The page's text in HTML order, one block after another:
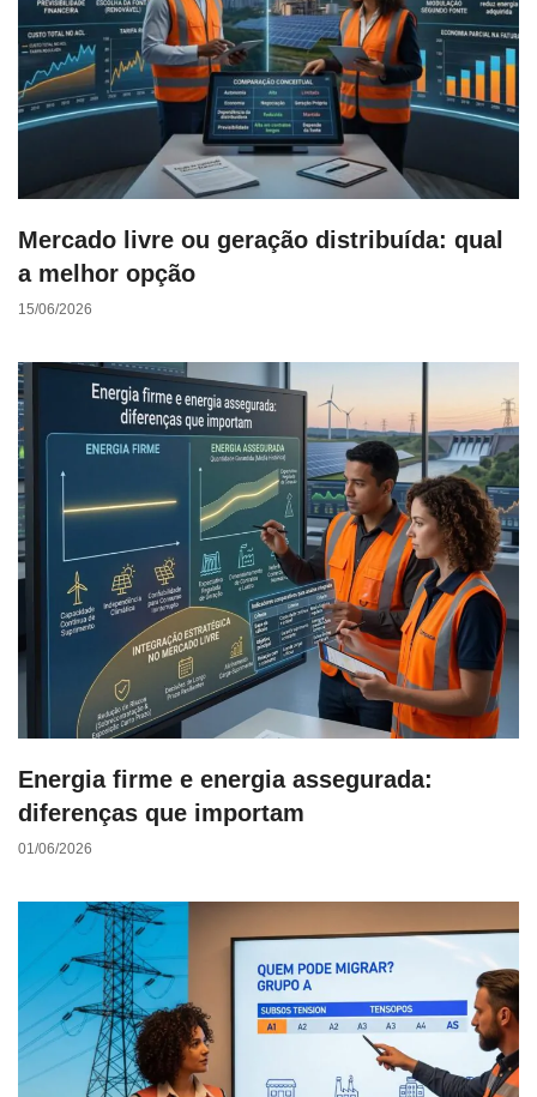
Mercado livre ou geração distribuída: qual
a melhor opção
15/06/2026
Energia firme e energia assegurada:
diferenças que importam
01/06/2026